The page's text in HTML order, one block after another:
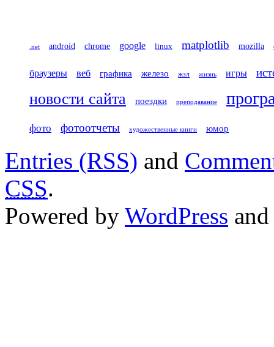
.net android chrome google linux matplotlib mozilla
браузеры веб графика железо жзл жизнь игры
новости сайта поездки преподавание
фото фотоотчеты художественные книги юмор
Entries (RSS) and
CSS.
Powered by WordPress